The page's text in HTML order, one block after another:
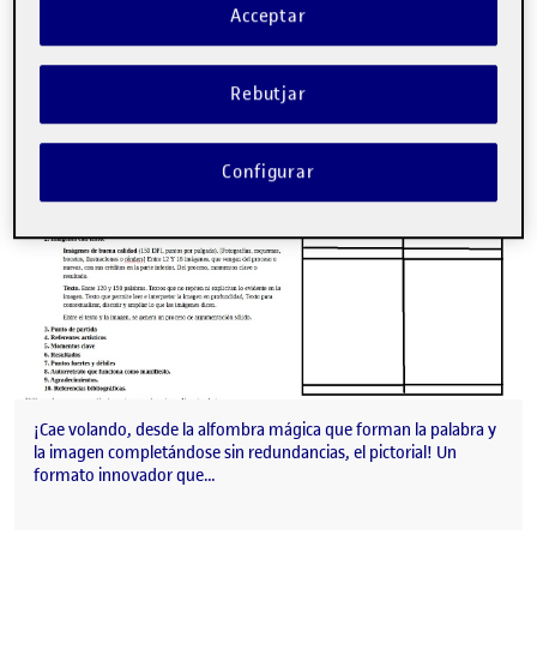
Publicat per Pictorial: sintético, argumentativo, académico, expresivo
Publicat per
Úrsula Bischofberger Valdes
Data de publicació14 gener, 2025 2:08 am
-1 comentari
¡Cae volando, desde la alfombra mágica que forman la palabra y
la imagen completándose sin redundancias, el pictorial! Un
formato innovador que…
Rebutjar
Acceptar
Configurar